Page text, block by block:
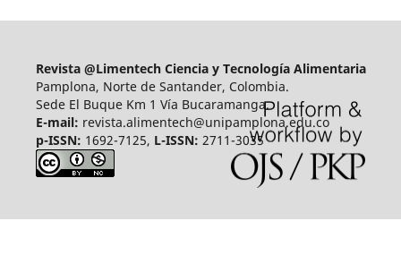
Revista @Limentech Ciencia y Tecnología Alimentaria
Pamplona, Norte de Santander, Colombia.
Sede El Buque Km 1 Vía Bucaramanga.
E-mail: revista.alimentech@unipamplona.edu.co
p-ISSN: 1692-7125, L-ISSN: 2711-3035